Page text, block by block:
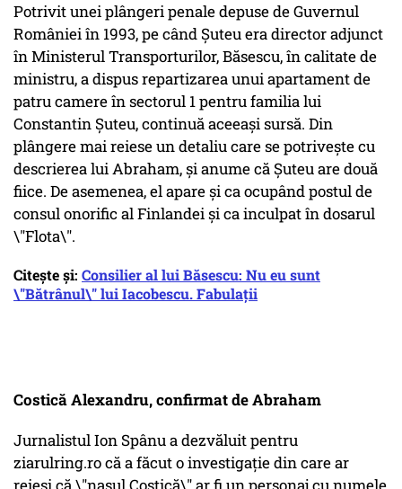
Potrivit unei plângeri penale depuse de Guvernul
României în 1993, pe când Şuteu era director adjunct
în Ministerul Transporturilor, Băsescu, în calitate de
ministru, a dispus repartizarea unui apartament de
patru camere în sectorul 1 pentru familia lui
Constantin Şuteu, continuă aceeași sursă. Din
plângere mai reiese un detaliu care se potriveşte cu
descrierea lui Abraham, şi anume că Şuteu are două
fiice. De asemenea, el apare şi ca ocupând postul de
consul onorific al Finlandei şi ca inculpat în dosarul
\"Flota\".
Citește și: Consilier al lui Băsescu: Nu eu sunt
\"Bătrânul\" lui Iacobescu. Fabulații
Costică Alexandru, confirmat de Abraham
Jurnalistul Ion Spânu a dezvăluit pentru
ziarulring.ro că a făcut o investigaţie din care ar